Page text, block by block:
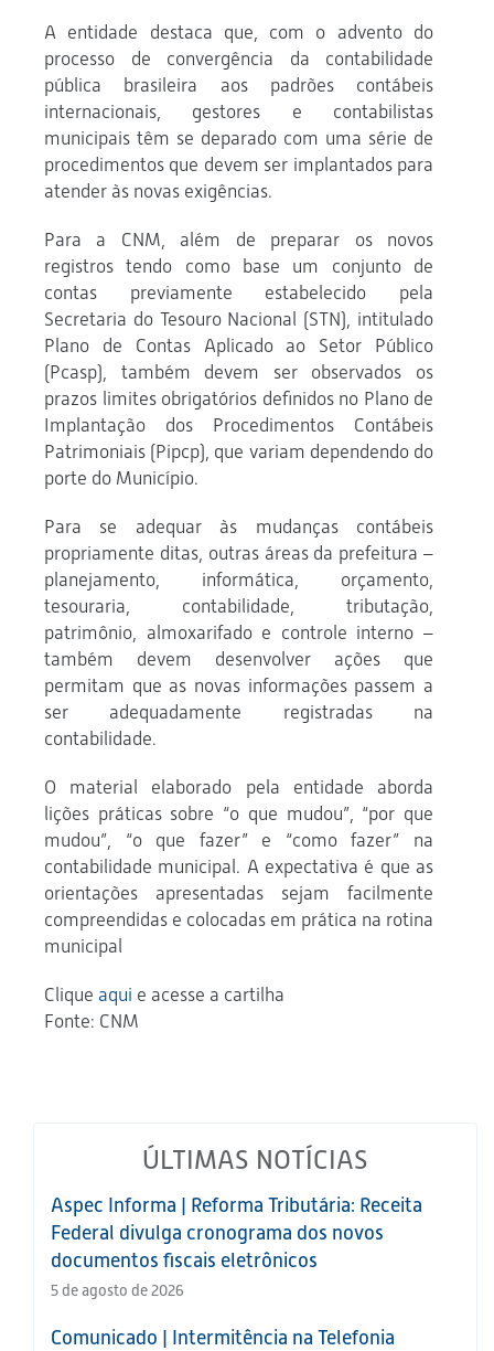
A entidade destaca que, com o advento do
processo de convergência da contabilidade
pública brasileira aos padrões contábeis
internacionais, gestores e contabilistas
municipais têm se deparado com uma série de
procedimentos que devem ser implantados para
atender às novas exigências.
Para a CNM, além de preparar os novos
registros tendo como base um conjunto de
contas previamente estabelecido pela
Secretaria do Tesouro Nacional (STN), intitulado
Plano de Contas Aplicado ao Setor Público
(Pcasp), também devem ser observados os
prazos limites obrigatórios definidos no Plano de
Implantação dos Procedimentos Contábeis
Patrimoniais (Pipcp), que variam dependendo do
porte do Município.
Para se adequar às mudanças contábeis
propriamente ditas, outras áreas da prefeitura –
planejamento, informática, orçamento,
tesouraria, contabilidade, tributação,
patrimônio, almoxarifado e controle interno –
também devem desenvolver ações que
permitam que as novas informações passem a
ser adequadamente registradas na
contabilidade.
O material elaborado pela entidade aborda
lições práticas sobre “o que mudou”, “por que
mudou”, “o que fazer” e “como fazer” na
contabilidade municipal. A expectativa é que as
orientações apresentadas sejam facilmente
compreendidas e colocadas em prática na rotina
municipal
Clique aqui e acesse a cartilha
Fonte: CNM
ÚLTIMAS NOTÍCIAS
Aspec Informa | Reforma Tributária: Receita
Federal divulga cronograma dos novos
documentos fiscais eletrônicos
5 de agosto de 2026
Comunicado | Intermitência na Telefonia